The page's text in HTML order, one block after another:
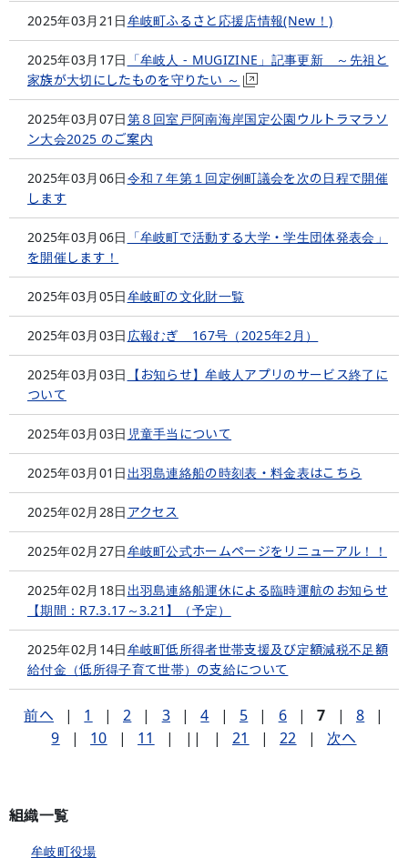
2025年03月21日牟岐町ふるさと応援店情報(New！)
2025年03月17日 「牟岐人 - MUGIZINE」記事更新 ～先祖と
家族が大切にしたものを守りたい ～
2025年03月07日第８回室戸阿南海岸国定公園ウルトラマラソ
ン大会2025 のご案内
2025年03月06日令和７年第１回定例町議会を次の日程で開催
します
2025年03月06日 「牟岐町で活動する大学・学生団体発表会」
を開催します！
2025年03月05日牟岐町の文化財一覧
2025年03月03日 広報むぎ 167号（2025年2月）
2025年03月03日
【お知らせ】牟岐人アプリのサービス終了に
ついて
2025年03月03日 児童手当について
2025年03月01日出羽島連絡船の時刻表・料金表はこちら
2025年02月28日 アクセス
2025年02月27日牟岐町公式ホームページをリニューアル！！
2025年02月18日出羽島連絡船運休による臨時運航のお知らせ
【期間：R7.3.17～3.21】（予定）
2025年02月14日牟岐町低所得者世帯支援及び定額減税不足額
給付金（低所得子育て世帯）の支給について
前へ | 1 | 2 | 3 | 4 | 5 | 6 | 7 | 8
|
9
| 10 | 11 | || | 21 | 22 | 次へ
組織一覧
牟岐町役場